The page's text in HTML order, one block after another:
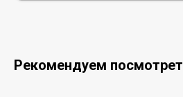
Рекомендуем